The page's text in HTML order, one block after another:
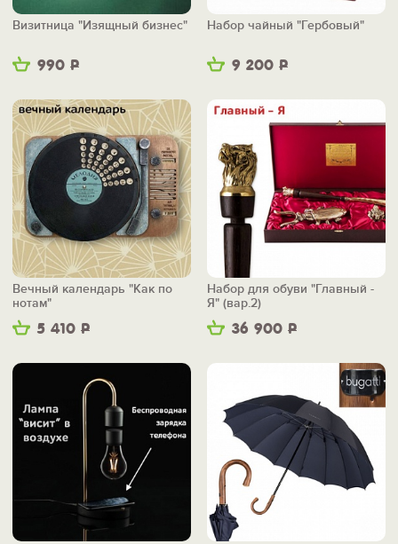
990 Р
Визитница "Изящный бизнес"
9 200 Р
Набор чайный "Гербовый"
5 410 Р
Вечный календарь "Как по
нотам"
36 900 Р
Набор для обуви "Главный -
Я" (вар.2)